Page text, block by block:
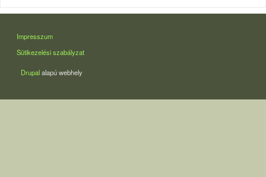
LÁBLÉC
Impresszum
Sütikezelési szabályzat
Drupalalapú webhely